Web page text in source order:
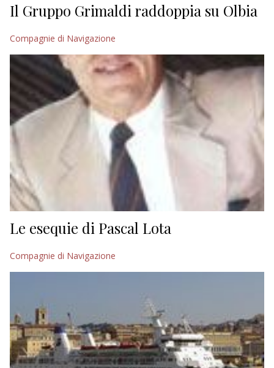
Il Gruppo Grimaldi raddoppia su Olbia
Compagnie di Navigazione
Le esequie di Pascal Lota
Compagnie di Navigazione